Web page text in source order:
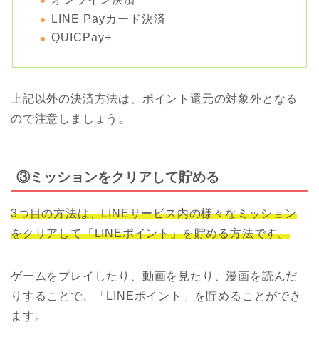
LINE Payカード決済
QUICPay+
上記以外の決済方法は、ポイント還元の対象外となる
ので注意しましょう。
③ミッションをクリアして貯める
3つ目の方法は、LINEサービス内の様々なミッション
をクリアして「LINEポイント」を貯める方法です。
ゲームをプレイしたり、動画を見たり、漫画を読んだ
りすることで、「LINEポイント」を貯めることができ
ます。